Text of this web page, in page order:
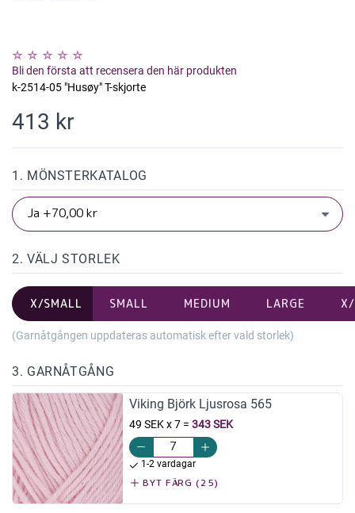
Bli den första att recensera den här produkten
k-2514-05 "Husøy" T-skjorte
413 kr
1. MÖNSTERKATALOG
2. VÄLJ STORLEK
X/SMALL SMALL MEDIUM LARGE
(Garnåtgången uppdateras automatisk efter vald storlek)
3. GARNÅTGÅNG
Viking Björk Ljusrosa 565
49 SEK x 7= 343 SEK
1-2 vardagar
BYT FÄRG (25)